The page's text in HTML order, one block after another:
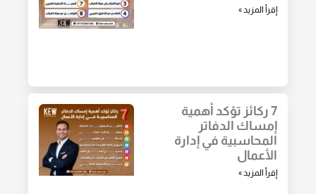
إقرأ المزيد »
7 ركائز تؤكد أهمية
إمساك الدفاتر
المحاسبية في إدارة
الأعمال
إقرأ المزيد »